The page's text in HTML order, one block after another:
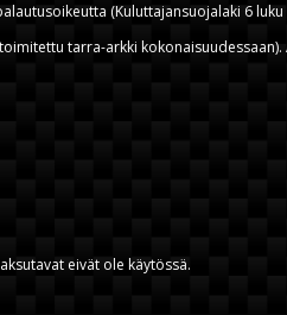
(Kuluttajansuojalaki 6 luku
tarra-arkki kokonaisuudessaan).
eivät ole käytössä.